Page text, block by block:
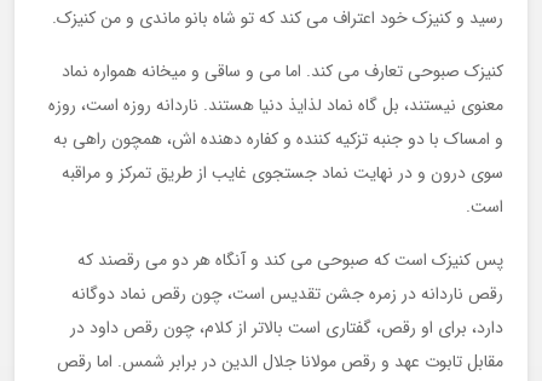
رسید و کنیزک خود اعتراف می کند که تو شاه بانو ماندی و من کنیزک.
کنیزک صبوحی تعارف می کند. اما می و ساقی و میخانه همواره نماد
معنوی نیستند، بل گاه نماد لذایذ دنیا هستند. ناردانه روزه است، روزه
و امساک با دو جنبه تزکیه کننده و کفاره دهنده اش، همچون راهی به
سوی درون و در نهایت نماد جستجوی غایب از طریق تمرکز و مراقبه
است.
پس کنیزک است که صبوحی می کند و آنگاه هر دو می رقصند که
رقص ناردانه در زمره جشن تقدیس است، چون رقص نماد دوگانه
دارد، برای او رقص، گفتاری است بالاتر از کلام، چون رقص داود در
مقابل تابوت عهد و رقص مولانا جلال الدین در برابر شمس. اما رقص